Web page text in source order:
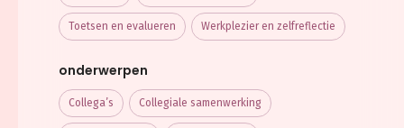
Toetsen en evalueren Werkplezier en zelfreflectie
onderwerpen
Collega’s Collegiale samenwerking